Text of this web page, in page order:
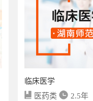
临床医学
医药类
2.5年